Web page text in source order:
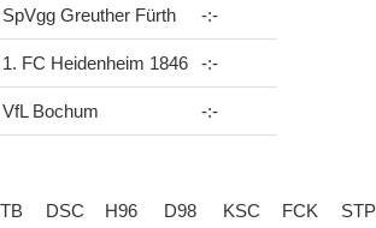
SpVgg Greuther Fürth -:-
1. FC Heidenheim 1846 -:-
VfL Bochum -:-
DSC
H96
D98
KSC
FCK
STP